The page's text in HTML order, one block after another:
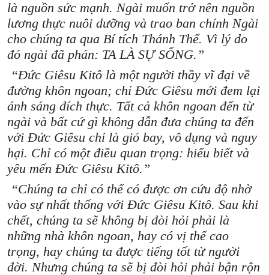
là nguồn sức mạnh. Ngài muốn trở nên nguồn
lương thực nuôi dưỡng và trao ban chính Ngài
cho chúng ta qua Bí tích Thánh Thể. Vì lý do
đó ngài đã phán: TA LÀ SỰ SỐNG.”
“Đức Giêsu Kitô là một người thầy vĩ đại về
đường khôn ngoan; chỉ Đức Giêsu mới đem lại
ánh sáng đích thực. Tất cả khôn ngoan đến từ
ngài và bất cứ gì không dẫn đưa chúng ta đến
với Đức Giêsu chỉ là gió bay, vô dụng và nguy
hại. Chỉ có một điều quan trọng: hiểu biết và
yêu mến Đức Giêsu Kitô.”
“Chúng ta chỉ có thể có được ơn cứu độ nhờ
vào sự nhất thống với Đức Giêsu Kitô. Sau khi
chết, chúng ta sẽ không bị đòi hỏi phải là
những nhà khôn ngoan, hay có vị thế cao
trọng, hay chúng ta được tiếng tốt từ người
đời. Nhưng chúng ta sẽ bị đòi hỏi phải bận rộn